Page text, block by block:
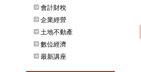
會計財稅
企業經營
土地不動產
數位經濟
最新講座